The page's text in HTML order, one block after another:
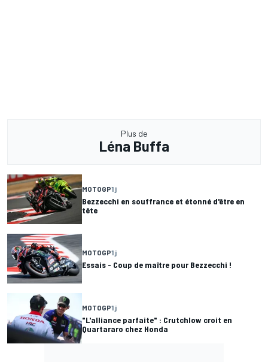
Plus de
Léna Buffa
MOTOGP1 j
Bezzecchi en souffrance et étonné d'être en
tête
MOTOGP1 j
Essais - Coup de maître pour Bezzecchi !
MOTOGP1 j
"L'alliance parfaite" : Crutchlow croit en
Quartararo chez Honda